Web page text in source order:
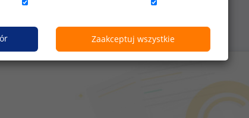
Zaakceptuj wszystkie